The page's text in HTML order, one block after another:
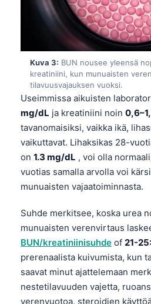
Kuva 3: BUN nousee yleensä
kreatiniini, kun munuaisten
tilavuusvajauksen vuoksi.
Useimmissa aikuisten
mg/dL ja kreatiniini noin
tavanomaisiksi, vaikka ikä,
vaikuttavat. Lihaksikas 28-
on 1.3 mg/dL , voi olla
vuotias samalla arvolla voi
munuaisten vajaatoiminnasta.
Suhde merkitsee, koska urea
munuaisten verenvirtaus
BUN/kreatiniinisuhde of 21-
prerenaalista kuivumista, kun
saavat minut ajattelemaan
nestetilavuuden vajetta,
verenvuotoa, steroidien